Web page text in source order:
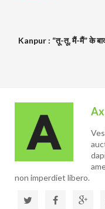
Kanpur : “तू-तू, मैं-मैं” के
non imperdiet libero.